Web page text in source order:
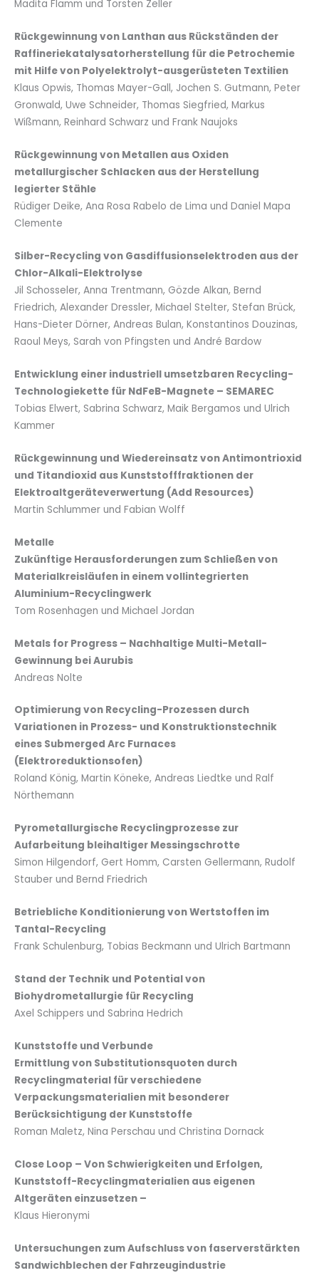
Madita Flamm und Torsten Zeller
Rückgewinnung von Lanthan aus Rückständen der
Raffineriekatalysatorherstellung für die Petrochemie
mit Hilfe von Polyelektrolyt-ausgerüsteten Textilien
Klaus Opwis, Thomas Mayer-Gall, Jochen S. Gutmann, Peter
Gronwald, Uwe Schneider, Thomas Siegfried, Markus
Wißmann, Reinhard Schwarz und Frank Naujoks
Rückgewinnung von Metallen aus Oxiden
metallurgischer Schlacken aus der Herstellung
legierter Stähle
Rüdiger Deike, Ana Rosa Rabelo de Lima und Daniel Mapa
Clemente
Silber-Recycling von Gasdiffusionselektroden aus der
Chlor-Alkali-Elektrolyse
Jil Schosseler, Anna Trentmann, Gözde Alkan, Bernd
Friedrich, Alexander Dressler, Michael Stelter, Stefan Brück,
Hans-Dieter Dörner, Andreas Bulan, Konstantinos Douzinas,
Raoul Meys, Sarah von Pfingsten und André Bardow
Entwicklung einer industriell umsetzbaren Recycling-
Technologiekette für NdFeB-Magnete – SEMAREC
Tobias Elwert, Sabrina Schwarz, Maik Bergamos und Ulrich
Kammer
Rückgewinnung und Wiedereinsatz von Antimontrioxid
und Titandioxid aus Kunststofffraktionen der
Elektroaltgeräteverwertung (Add Resources)
Martin Schlummer und Fabian Wolff
Metalle
Zukünftige Herausforderungen zum Schließen von
Materialkreisläufen in einem vollintegrierten
Aluminium-Recyclingwerk
Tom Rosenhagen und Michael Jordan
Metals for Progress – Nachhaltige Multi-Metall-
Gewinnung bei Aurubis
Andreas Nolte
Optimierung von Recycling-Prozessen durch
Variationen in Prozess- und Konstruktionstechnik
eines Submerged Arc Furnaces
(Elektroreduktionsofen)
Roland König, Martin Köneke, Andreas Liedtke und Ralf
Nörthemann
Pyrometallurgische Recyclingprozesse zur
Aufarbeitung bleihaltiger Messingschrotte
Simon Hilgendorf, Gert Homm, Carsten Gellermann, Rudolf
Stauber und Bernd Friedrich
Betriebliche Konditionierung von Wertstoffen im
Tantal-Recycling
Frank Schulenburg, Tobias Beckmann und Ulrich Bartmann
Stand der Technik und Potential von
Biohydrometallurgie für Recycling
Axel Schippers und Sabrina Hedrich
Kunststoffe und Verbunde
Ermittlung von Substitutionsquoten durch
Recyclingmaterial für verschiedene
Verpackungsmaterialien mit besonderer
Berücksichtigung der Kunststoffe
Roman Maletz, Nina Perschau und Christina Dornack
Close Loop – Von Schwierigkeiten und Erfolgen,
Kunststoff-Recyclingmaterialien aus eigenen
Altgeräten einzusetzen –
Klaus Hieronymi
Untersuchungen zum Aufschluss von faserverstärkten
Sandwichblechen der Fahrzeugindustrie